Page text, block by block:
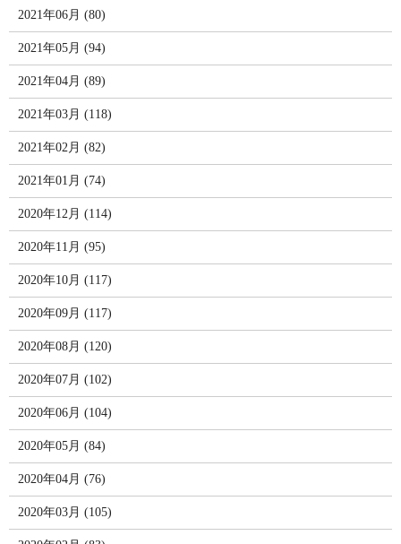
2021年06月 (80)
2021年05月 (94)
2021年04月 (89)
2021年03月 (118)
2021年02月 (82)
2021年01月 (74)
2020年12月 (114)
2020年11月 (95)
2020年10月 (117)
2020年09月 (117)
2020年08月 (120)
2020年07月 (102)
2020年06月 (104)
2020年05月 (84)
2020年04月 (76)
2020年03月 (105)